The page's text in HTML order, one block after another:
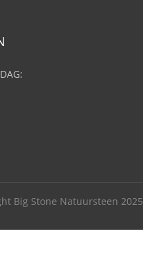
Big Stone Natuursteen 2025